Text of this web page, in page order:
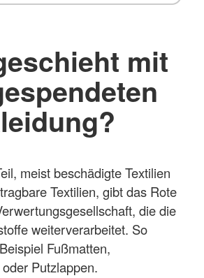
mit
meist beschädigte Textilien
Textilien, gibt das Rote
die die
weiterverarbeitet. So
Fußmatten,
Putzlappen.